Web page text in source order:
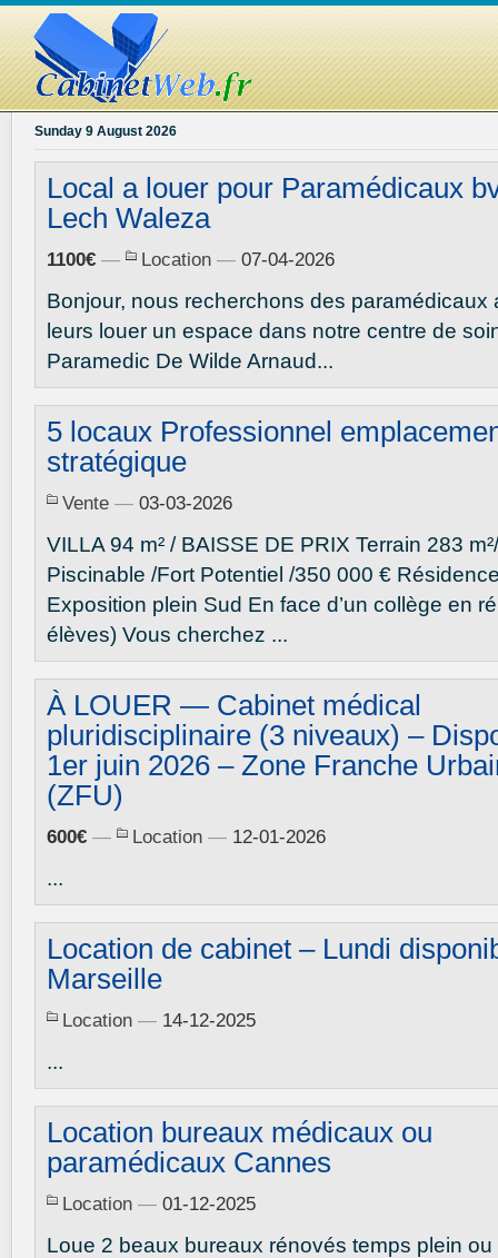
Sunday 9 August 2026
Local a louer pour Paramédicaux
Lech Waleza
1100€ — Location — 07-04-2026
Bonjour, nous recherchons des paramédicaux
leurs louer un espace dans notre centre de
Paramedic De Wilde Arnaud...
5 locaux Professionnel
stratégique
Vente — 03-03-2026
VILLA 94 m² / BAISSE DE PRIX Terrain 283 m²/
Piscinable /Fort Potentiel /350 000 €
Exposition plein Sud En face d’un collège en
élèves) Vous cherchez ...
À LOUER — Cabinet médical
pluridisciplinaire (3 niveaux) –
1er juin 2026 – Zone Franche
(ZFU)
600€ — Location — 12-01-2026
...
Location de cabinet – Lundi
Marseille
Location — 14-12-2025
...
Location bureaux médicaux ou
paramédicaux Cannes
Location — 01-12-2025
Loue 2 beaux bureaux rénovés temps plein ou